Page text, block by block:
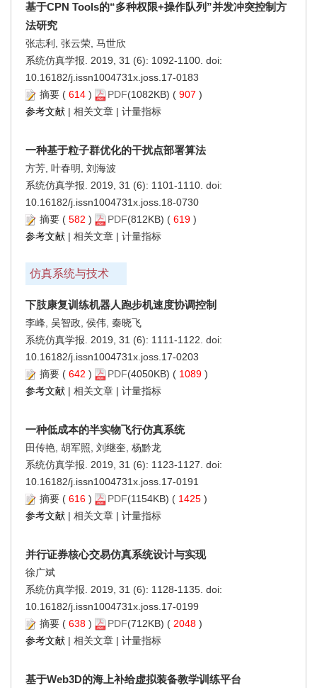
基于CPN Tools的“多种权限+操作队列”并发冲突控制方
法研究
张志利, 张云荣, 马世欣
系统仿真学报. 2019, 31 (6): 1092-1100. doi:
10.16182/j.issn1004731x.joss.17-0183
摘要 ( 614 ) PDF(1082KB) ( 907 )
参考文献 | 相关文章 | 计量指标
一种基于粒子群优化的干扰点部署算法
方芳, 叶春明, 刘海波
系统仿真学报. 2019, 31 (6): 1101-1110. doi:
10.16182/j.issn1004731x.joss.18-0730
摘要 ( 582 ) PDF(812KB) ( 619 )
参考文献 | 相关文章 | 计量指标
仿真系统与技术
下肢康复训练机器人跑步机速度协调控制
李峰, 吴智政, 侯伟, 秦晓飞
系统仿真学报. 2019, 31 (6): 1111-1122. doi:
10.16182/j.issn1004731x.joss.17-0203
摘要 ( 642 ) PDF(4050KB) ( 1089 )
参考文献 | 相关文章 | 计量指标
一种低成本的半实物飞行仿真系统
田传艳, 胡军照, 刘继奎, 杨黔龙
系统仿真学报. 2019, 31 (6): 1123-1127. doi:
10.16182/j.issn1004731x.joss.17-0191
摘要 ( 616 ) PDF(1154KB) ( 1425 )
参考文献 | 相关文章 | 计量指标
并行证券核心交易仿真系统设计与实现
徐广斌
系统仿真学报. 2019, 31 (6): 1128-1135. doi:
10.16182/j.issn1004731x.joss.17-0199
摘要 ( 638 ) PDF(712KB) ( 2048 )
参考文献 | 相关文章 | 计量指标
基于Web3D的海上补给虚拟装备教学训练平台